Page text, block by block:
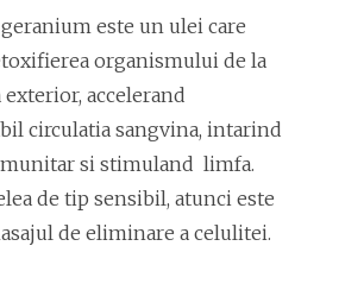
este un ulei care
organismului de la
accelerand
circulatia sangvina, intarind
si stimuland limfa.
de tip sensibil, atunci este
de eliminare a celulitei.